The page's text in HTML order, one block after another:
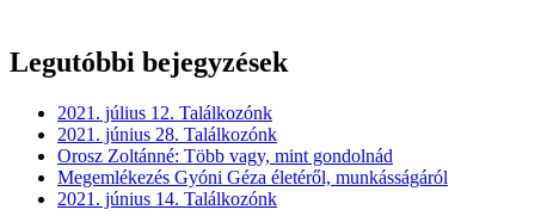
Legutóbbi bejegyzések
2021. július 12. Találkozónk
2021. június 28. Találkozónk
Orosz Zoltánné: Több vagy, mint gondolnád
Megemlékezés Gyóni Géza életéről, munkásságáról
2021. június 14. Találkozónk